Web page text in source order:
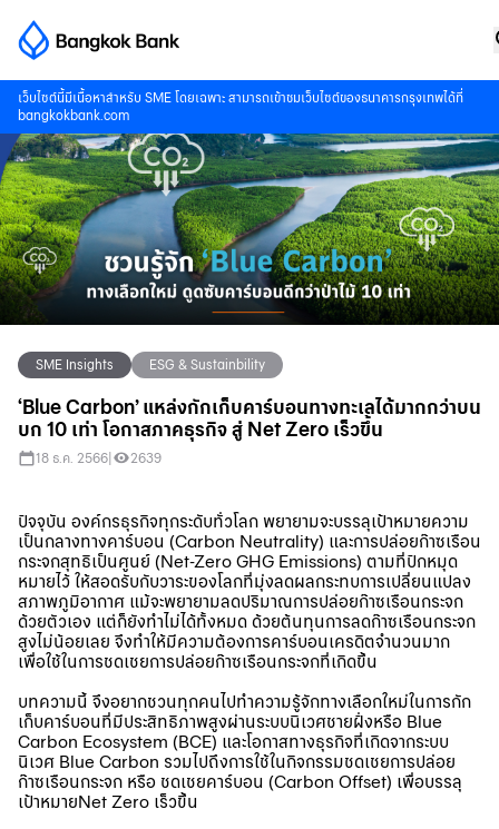
เว็บไซต์นี้มีเนื้อหาสำหรับ SME โดยเฉพาะ สามารถเข้าชมเว็บไซต์ของธนาคารกรุงเทพได้ที่
bangkokbank.com
SME Insights ESG & Sustainbility
‘Blue Carbon’ แหล่งกักเก็บคาร์บอนทางทะเลได้มากกว่าบน
บก 10 เท่า โอกาสภาคธุรกิจ สู่ Net Zero เร็วขึ้น
18 ธ.ค. 2566 2639
ปัจจุบัน องค์กรธุรกิจทุกระดับทั่วโลก พยายามจะบรรลุเป้าหมายความ
เป็นกลางทางคาร์บอน (Carbon Neutrality) และการปล่อยก๊าซเรือน
กระจกสุทธิเป็นศูนย์ (Net-Zero GHG Emissions) ตามที่ปักหมุด
หมายไว้ ให้สอดรับกับวาระของโลกที่มุ่งลดผลกระทบการเปลี่ยนแปลง
สภาพภูมิอากาศ แม้จะพยายามลดปริมาณการปล่อยก๊าซเรือนกระจก
ด้วยตัวเอง แต่ก็ยังทำไม่ได้ทั้งหมด ด้วยต้นทุนการลดก๊าซเรือนกระจก
สูงไม่น้อยเลย จึงทำให้มีความต้องการคาร์บอนเครดิตจำนวนมาก
เพื่อใช้ในการชดเชยการปล่อยก๊าซเรือนกระจกที่เกิดขึ้น
บทความนี้ จึงอยากชวนทุกคนไปทำความรู้จักทางเลือกใหม่ในการกัก
เก็บคาร์บอนที่มีประสิทธิภาพสูงผ่านระบบนิเวศชายฝั่งหรือ Blue
Carbon Ecosystem (BCE) และโอกาสทางธุรกิจที่เกิดจากระบบ
นิเวศ Blue Carbon รวมไปถึงการใช้ในกิจกรรมชดเชยการปล่อย
ก๊าซเรือนกระจก หรือ ชดเชยคาร์บอน (Carbon Offset) เพื่อบรรลุ
เป้าหมายNet Zero เร็วขึ้น